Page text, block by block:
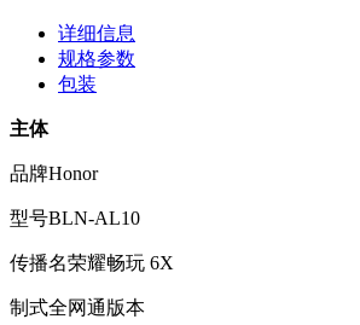
详细信息
规格参数
包装
主体
品牌Honor
型号BLN-AL10
传播名荣耀畅玩 6X
制式全网通版本